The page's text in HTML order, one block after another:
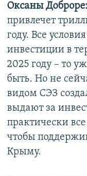
Оксаны
привлечет
году. Все
инвестиции в
2025 году – то
быть. Но не
видом СЭЗ
выдают за
практически
чтобы
Крыму.